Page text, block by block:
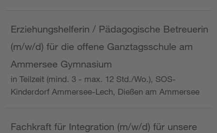
Erziehungshelferin / Pädagogische Betreuerin
(m/w/d) für die offene Ganztagsschule am
Ammersee Gymnasium
in Teilzeit (mind. 3 - max. 12 Std./Wo.), SOS-
Kinderdorf Ammersee-Lech, Dießen am Ammersee
Fachkraft für Integration (m/w/d) für unsere